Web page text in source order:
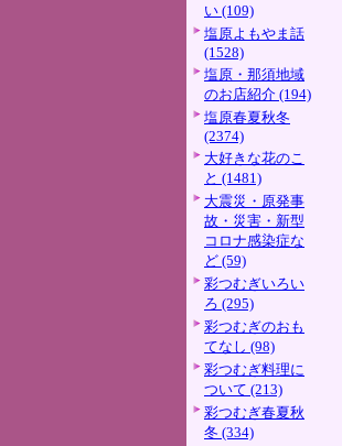
い (109)
塩原よもやま話
(1528)
塩原・那須地域
のお店紹介 (194)
塩原春夏秋冬
(2374)
大好きな花のこ
と (1481)
大震災・原発事
故・災害・新型
コロナ感染症な
ど (59)
彩つむぎいろい
ろ (295)
彩つむぎのおも
てなし (98)
彩つむぎ料理に
ついて (213)
彩つむぎ春夏秋
冬 (334)